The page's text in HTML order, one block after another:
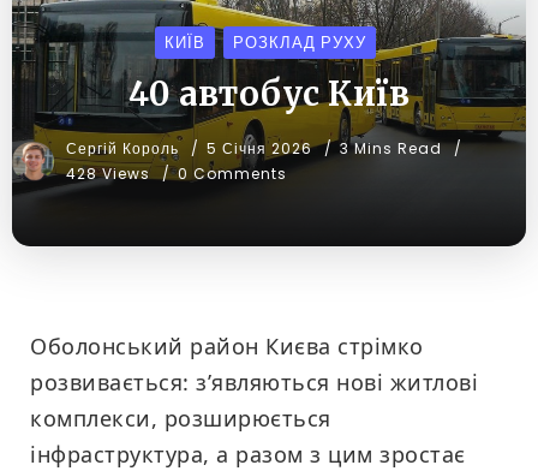
КИЇВ РОЗКЛАД РУХУ
40 автобус Київ
Сергій Король 5 Січня 2026
3 Mins Read
428 Views
0 Comments
Оболонський район Києва стрімко
розвивається: з’являються нові житлові
комплекси, розширюється
інфраструктура, а разом з цим зростає